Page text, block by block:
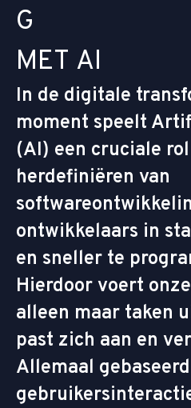
G
MET AI
In de digitale
moment speelt
(AI) een cruciale
herdefiniëren van
ontwikkelaars in
en sneller te
Hierdoor voert
alleen maar taken
past zich aan en
Allemaal